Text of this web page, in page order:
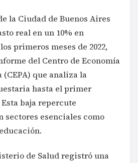
la Ciudad de Buenos Aires
real en un 10% en
primeros meses de 2022,
del Centro de Economía
que analiza la
hasta el primer
baja repercute
esenciales como
de Salud registró una